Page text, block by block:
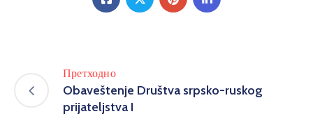
Претходно
Obaveštenje Društva srpsko-ruskog
prijateljstva I